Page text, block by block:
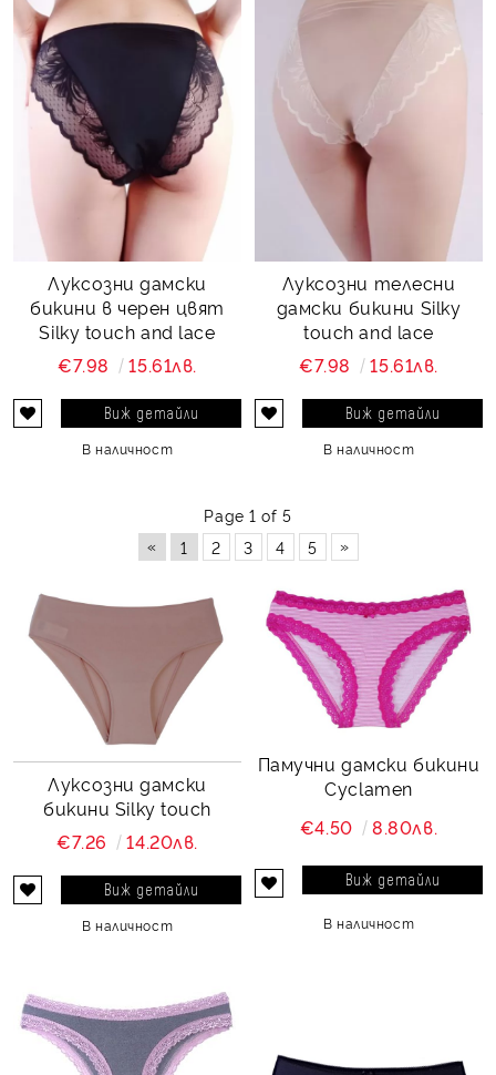
Луксозни дамски
бикини в черен цвят
Silky touch and lace
€7.98
15.61лв.
Виж детайли
В наличност
Луксозни телесни
дамски бикини Silky
touch and lace
€7.98
15.61лв.
Виж детайли
В наличност
Page 1 of 5
«
1 2 3 4 5 »
Луксозни дамски
бикини Silky touch
€7.26
14.20лв.
Виж детайли
В наличност
Памучни дамски бикини
Cyclamen
€4.50
8.80лв.
Виж детайли
В наличност